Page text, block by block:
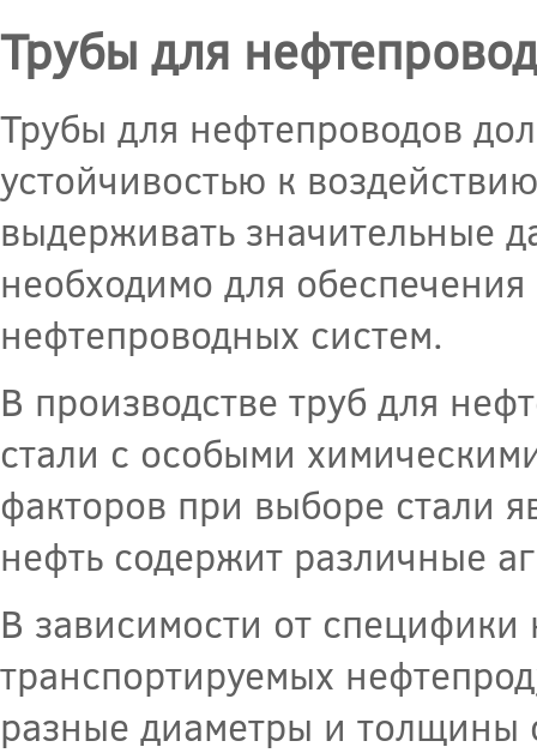
Трубы для
Трубы для нефтепроводов
устойчивостью к
выдерживать значительные
необходимо для
нефтепроводных систем.
В производстве труб для
стали с особыми
факторов при выборе стали
нефть содержит различные
В зависимости от
транспортируемых
разные диаметры и толщины